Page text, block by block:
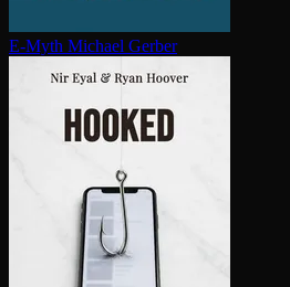
E-Myth Michael Gerber